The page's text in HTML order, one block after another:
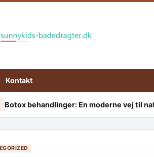
Kontakt
Botox behandlinger: En moderne vej til